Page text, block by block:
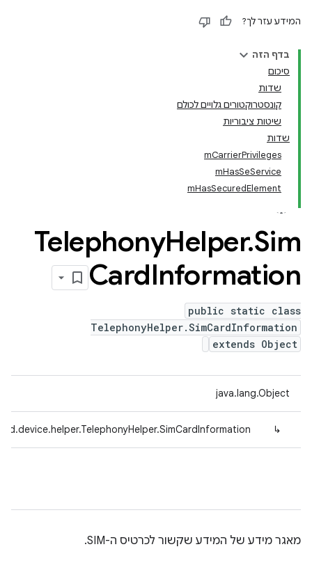
המידע עזר לך?
בדף הזה
סיכום
שדות
קונסטרוקטורים גלויים לכולם
שיטות ציבוריות
שדות
mCarrierPrivileges
mHasSeService
mHasSecuredElement
TelephonyHelper.Sim
CardInformation
public static class
TelephonyHelper.SimCardInformation
extends Object
java.lang.Object
↳
מאגר מידע של המידע שקשור לכרטיס ה-SIM.